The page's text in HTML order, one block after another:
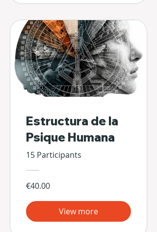
Estructura de la
Psique Humana
15 Participants
€40.00
View more